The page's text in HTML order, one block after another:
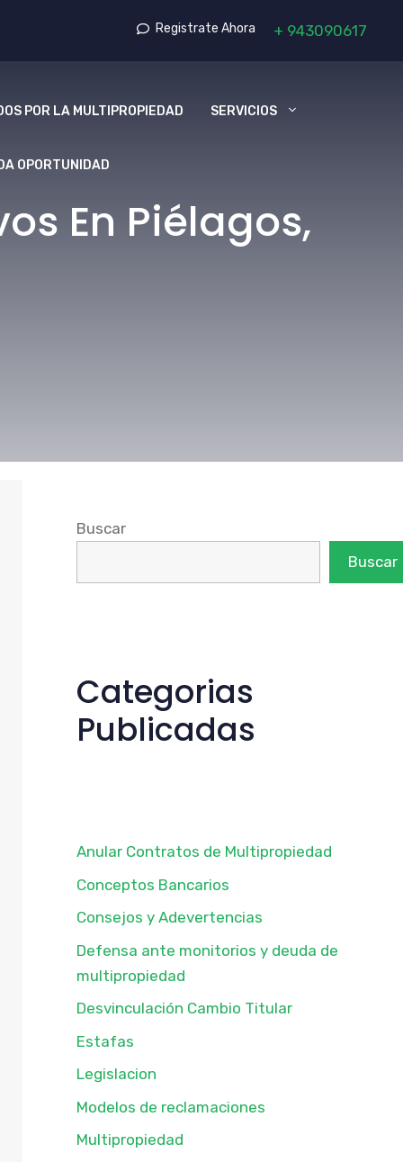
Registrate Ahora + 943090617
POR LA MULTIPROPIEDAD SERVICIOS
OPORTUNIDAD
En Piélagos,
Buscar
Buscar
Categorias
Publicadas
Anular Contratos de Multipropiedad
Conceptos Bancarios
Consejos y Adevertencias
Defensa ante monitorios y deuda de
multipropiedad
Desvinculación Cambio Titular
Estafas
Legislacion
Modelos de reclamaciones
Multipropiedad